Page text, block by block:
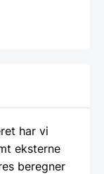
har vi
eksterne
beregner